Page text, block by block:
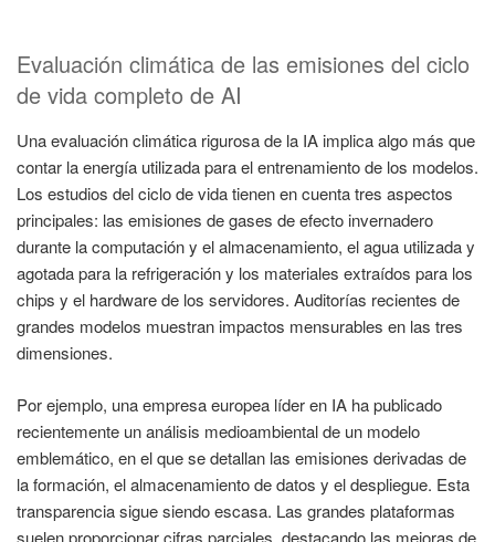
Evaluación climática de las emisiones del ciclo
de vida completo de AI
Una evaluación climática rigurosa de la IA implica algo más que
contar la energía utilizada para el entrenamiento de los modelos.
Los estudios del ciclo de vida tienen en cuenta tres aspectos
principales: las emisiones de gases de efecto invernadero
durante la computación y el almacenamiento, el agua utilizada y
agotada para la refrigeración y los materiales extraídos para los
chips y el hardware de los servidores. Auditorías recientes de
grandes modelos muestran impactos mensurables en las tres
dimensiones.
Por ejemplo, una empresa europea líder en IA ha publicado
recientemente un análisis medioambiental de un modelo
emblemático, en el que se detallan las emisiones derivadas de
la formación, el almacenamiento de datos y el despliegue. Esta
transparencia sigue siendo escasa. Las grandes plataformas
suelen proporcionar cifras parciales, destacando las mejoras de